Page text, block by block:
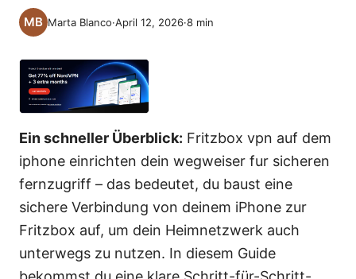
Marta Blanco·April 12, 2026·8 min
Ein schneller Überblick: Fritzbox vpn auf dem
iphone einrichten dein wegweiser fur sicheren
fernzugriff – das bedeutet, du baust eine
sichere Verbindung von deinem iPhone zur
Fritzbox auf, um dein Heimnetzwerk auch
unterwegs zu nutzen. In diesem Guide